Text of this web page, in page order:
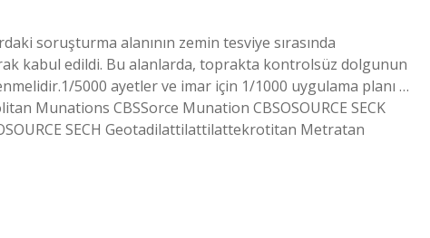
soruşturma alanının zemin tesviye sırasında
kabul edildi. Bu alanlarda, toprakta kontrolsüz dolgunun
5000 ayetler ve imar için 1/1000 uygulama planı …
Munations CBSSorce Munation CBSOSOURCE SECK
SECH Geotadilattilattilattekrotitan Metratan